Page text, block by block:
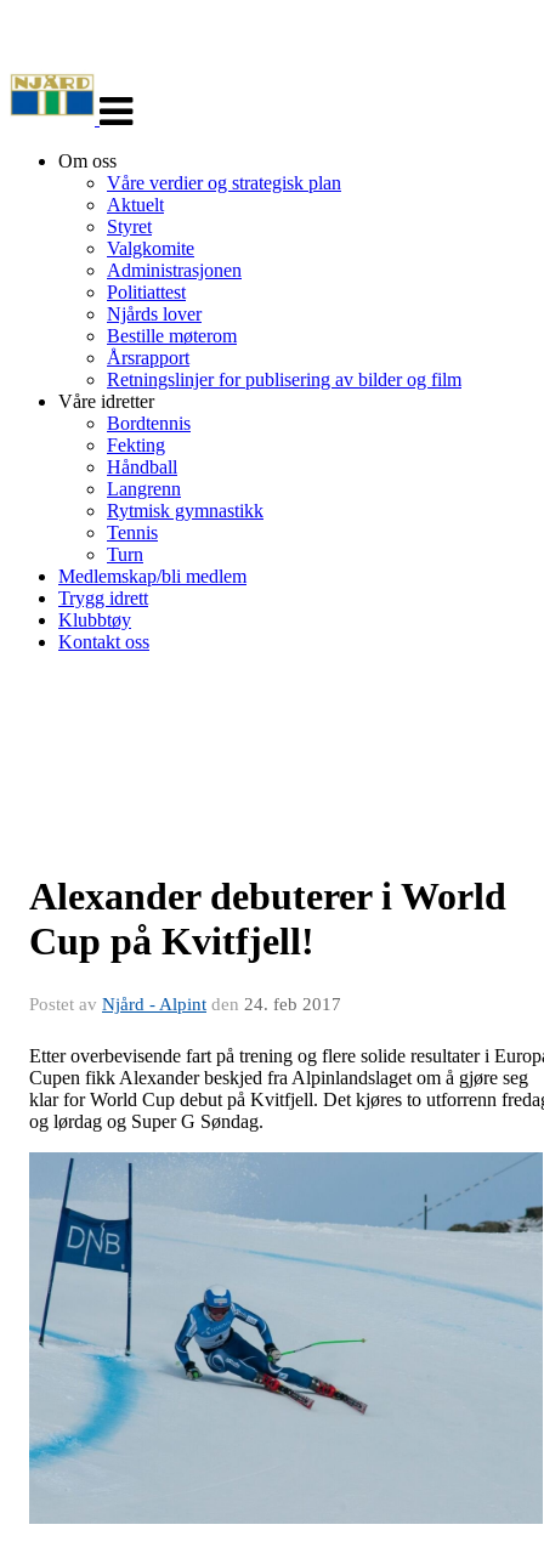
navigasjon
Om oss
Våre verdier og strategisk plan
Aktuelt
Styret
Valgkomite
Administrasjonen
Politiattest
Njårds lover
Bestille møterom
Årsrapport
Retningslinjer for publisering av bilder og film
Våre idretter
Bordtennis
Fekting
Håndball
Langrenn
Rytmisk gymnastikk
Tennis
Turn
Medlemskap/bli medlem
Trygg idrett
Klubbtøy
Kontakt oss
Alexander debuterer i World
Cup på Kvitfjell!
Postet av Njård - Alpint den 24. feb 2017
Etter overbevisende fart på trening og flere solide resultater i
Cupen fikk Alexander beskjed fra Alpinlandslaget om å gjøre seg
klar for World Cup debut på Kvitfjell. Det kjøres to utforrenn
og lørdag og Super G Søndag.